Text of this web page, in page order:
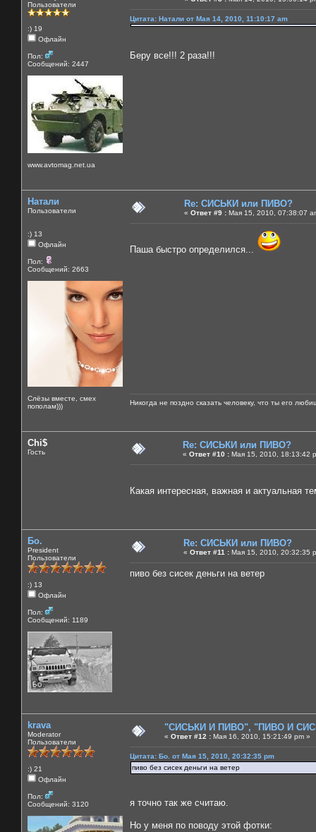
Пользователи
:) 19
Офлайн
Пол:
Сообщений: 2447
www.avtomag.net.ua
Цитата: Натали от Мая 14, 2010, 11:10:17 am
Беру все!!! 2 раза!!!
Натали
Пользователи
:) 13
Офлайн
Пол:
Сообщений: 2663
Слёзы вместе, смех
пополам)))
Re: СИСЬКИ или ПИВО?
« Ответ #9 : Мая 15, 2010, 07:38:07
Паша быстро определился...
Никогда не поздно сказать человеку, что ты его
Chi$
Гость
Re: СИСЬКИ или ПИВО?
« Ответ #10 : Мая 15, 2010, 18:13:42
Какая интересная, важная и актуальная
Бо.
President
Пользователи
:) 13
Офлайн
Пол:
Сообщений: 1189
Re: СИСЬКИ или ПИВО?
« Ответ #11 : Мая 15, 2010, 20:32:35
пиво без сисек деньги на ветер
krava
Moderator
Пользователи
:) 21
Офлайн
Пол:
Сообщений: 3120
"СИСЬКИ И ПИВО", "ПИВО И
« Ответ #12 : Мая 16, 2010, 15:21:49 pm »
Цитата: Бо. от Мая 15, 2010, 20:32:35 pm
пиво без сисек деньги на ветер
я точно так же считаю.
Но у меня по поводу этой фотки: